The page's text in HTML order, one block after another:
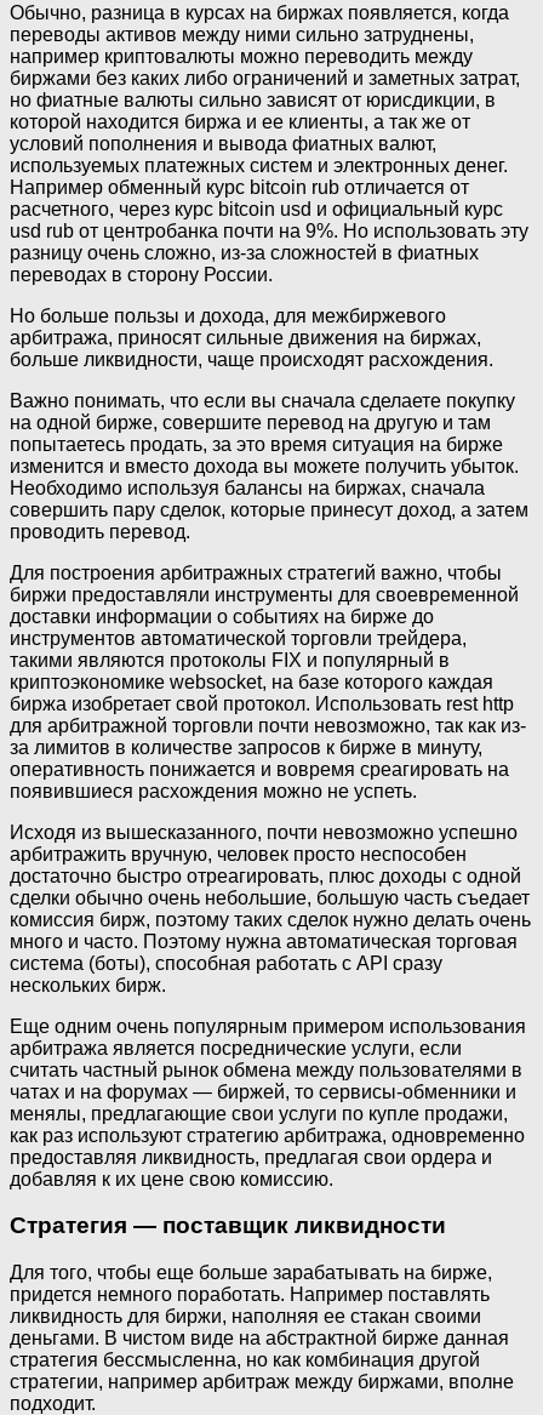
Обычно, разница в курсах на биржах появляется, когда
переводы активов между ними сильно затруднены,
например криптовалюты можно переводить между
биржами без каких либо ограничений и заметных затрат,
но фиатные валюты сильно зависят от юрисдикции, в
которой находится биржа и ее клиенты, а так же от
условий пополнения и вывода фиатных валют,
используемых платежных систем и электронных денег.
Например обменный курс bitcoin rub отличается от
расчетного, через курс bitcoin usd и официальный курс
usd rub от центробанка почти на 9%. Но использовать эту
разницу очень сложно, из-за сложностей в фиатных
переводах в сторону России.
Но больше пользы и дохода, для межбиржевого
арбитража, приносят сильные движения на биржах,
больше ликвидности, чаще происходят расхождения.
Важно понимать, что если вы сначала сделаете покупку
на одной бирже, совершите перевод на другую и там
попытаетесь продать, за это время ситуация на бирже
изменится и вместо дохода вы можете получить убыток.
Необходимо используя балансы на биржах, сначала
совершить пару сделок, которые принесут доход, а затем
проводить перевод.
Для построения арбитражных стратегий важно, чтобы
биржи предоставляли инструменты для своевременной
доставки информации о событиях на бирже до
инструментов автоматической торговли трейдера,
такими являются протоколы FIX и популярный в
криптоэкономике websocket, на базе которого каждая
биржа изобретает свой протокол. Использовать rest http
для арбитражной торговли почти невозможно, так как из-
за лимитов в количестве запросов к бирже в минуту,
оперативность понижается и вовремя среагировать на
появившиеся расхождения можно не успеть.
Исходя из вышесказанного, почти невозможно успешно
арбитражить вручную, человек просто неспособен
достаточно быстро отреагировать, плюс доходы с одной
сделки обычно очень небольшие, большую часть съедает
комиссия бирж, поэтому таких сделок нужно делать очень
много и часто. Поэтому нужна автоматическая торговая
система (боты), способная работать с API сразу
нескольких бирж.
Еще одним очень популярным примером использования
арбитража является посреднические услуги, если
считать частный рынок обмена между пользователями в
чатах и на форумах — биржей, то сервисы-обменники и
менялы, предлагающие свои услуги по купле продажи,
как раз используют стратегию арбитража, одновременно
предоставляя ликвидность, предлагая свои ордера и
добавляя к их цене свою комиссию.
Стратегия — поставщик ликвидности
Для того, чтобы еще больше зарабатывать на бирже,
придется немного поработать. Например поставлять
ликвидность для биржи, наполняя ее стакан своими
деньгами. В чистом виде на абстрактной бирже данная
стратегия бессмысленна, но как комбинация другой
стратегии, например арбитраж между биржами, вполне
подходит.